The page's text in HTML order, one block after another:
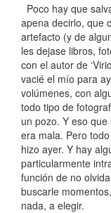
Poco hay que
apena decirlo, que
artefacto (y de
les dejase libros,
con el autor de
vacié el mío para
volúmenes, con
todo tipo de
un pozo. Y eso que
era mala. Pero
hizo ayer. Y hay
particularmente
función de no
buscarle
nada, a elegir.